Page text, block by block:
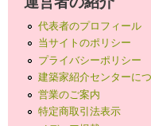
代表者のプロフィール
当サイトのポリシー
プライバシーポリシー
建築家紹介センターに
営業のご案内
特定商取引法表示